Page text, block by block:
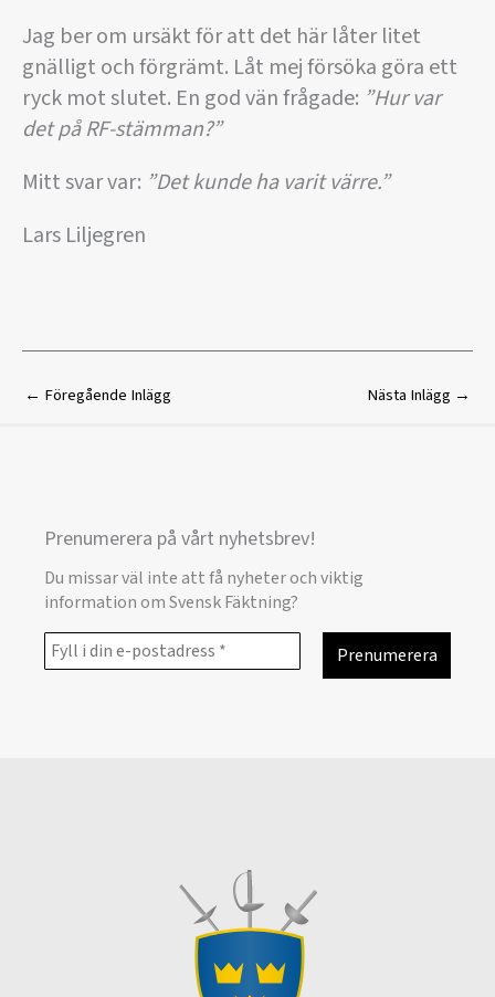
Jag ber om ursäkt för att det här låter litet
gnälligt och förgrämt. Låt mej försöka göra ett
ryck mot slutet. En god vän frågade: ”Hur var
det på RF-stämman?”
Mitt svar var: ”Det kunde ha varit värre.”
Lars Liljegren
← Föregående Inlägg Nästa Inlägg →
Prenumerera på vårt nyhetsbrev!
Du missar väl inte att få nyheter och viktig
information om Svensk Fäktning?